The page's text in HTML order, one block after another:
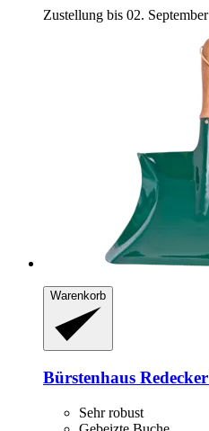
Zustellung bis 02. September
Warenkorb
Bürstenhaus Redecker
Sehr robust